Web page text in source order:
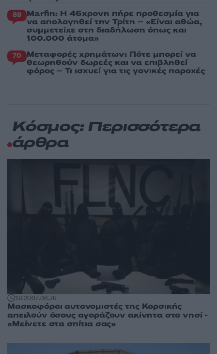
89 Marfin: Η 46χρονη πήρε προθεσμία για
να απολογηθεί την Τρίτη – «Είναι αθώα,
συμμετείχε στη διαδήλωση όπως και
100.000 άτομα»
70 Μεταφορές χρημάτων: Πότε μπορεί να
θεωρηθούν δωρεές και να επιβληθεί
φόρος – Τι ισχυεί για τις γονικές παροχές
Κόσμος: Περισσότερα
άρθρα
16:2007.08.26
Μασκοφόροι αυτονομιστές της Κορσικής
απειλούν όσους αγοράζουν ακίνητα στο νησί -
«Μείνετε στα σπίτια σας»